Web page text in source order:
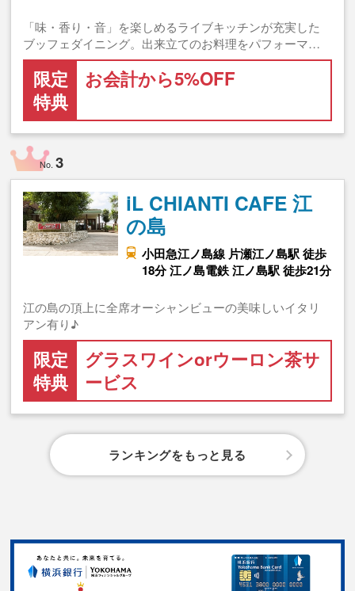
「味・香り・音」を楽しめるライブキッチンが充実した
ブッフェダイニング。出来立てのお料理をパフォーマ…
限定
特典
お会計から5%OFF
No.3
iL CHIANTI CAFE 江
の島
小田急江ノ島線 片瀬江ノ島駅 徒歩
18分 江ノ島電鉄 江ノ島駅 徒歩21分
江の島の頂上に全席オーシャンビューの美味しいイタリ
アン有り♪
限定
特典
グラスワインorウーロン茶サ
ービス
ランキングをもっと見る